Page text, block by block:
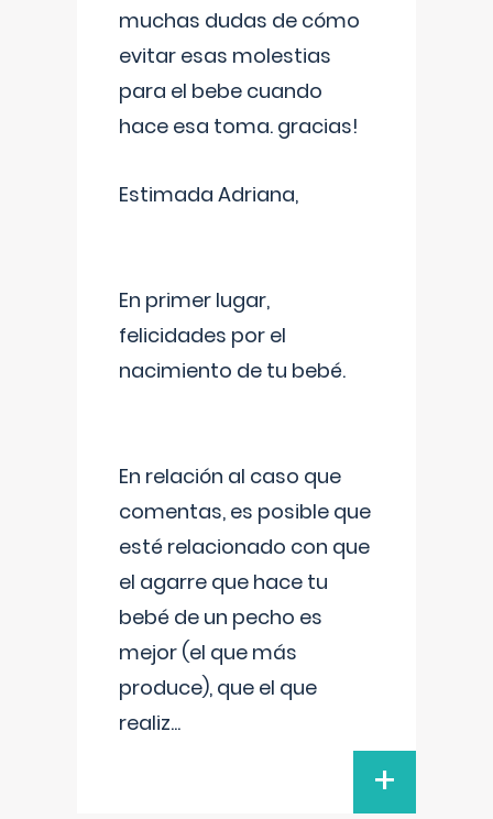
muchas dudas de cómo
evitar esas molestias
para el bebe cuando
hace esa toma. gracias!
Estimada Adriana,
En primer lugar,
felicidades por el
nacimiento de tu bebé.
En relación al caso que
comentas, es posible que
esté relacionado con que
el agarre que hace tu
bebé de un pecho es
mejor (el que más
produce), que el que
realiz...
+